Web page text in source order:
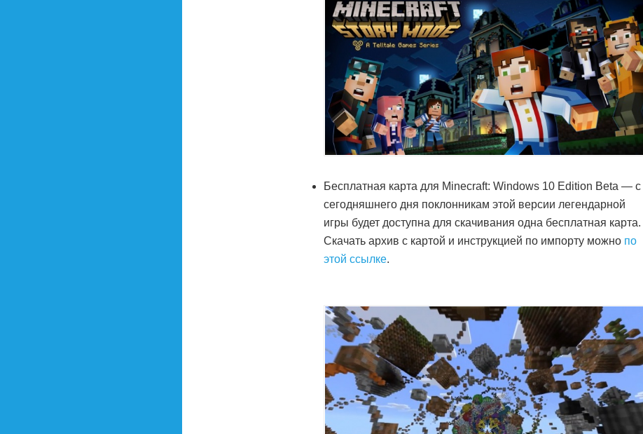
Бесплатная карта для Minecraft: Windows 10 Edition Beta — с
сегодняшнего дня поклонникам этой версии легендарной
игры будет доступна для скачивания одна бесплатная карта.
Скачать архив с картой и инструкцией по импорту можно по
этой ссылке.